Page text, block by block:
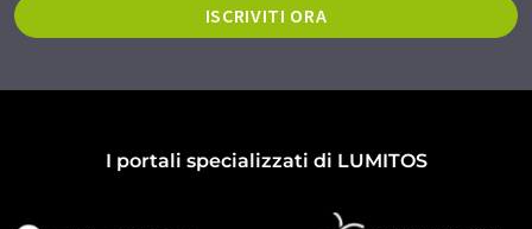
ISCRIVITI ORA
I portali specializzati di LUMITOS